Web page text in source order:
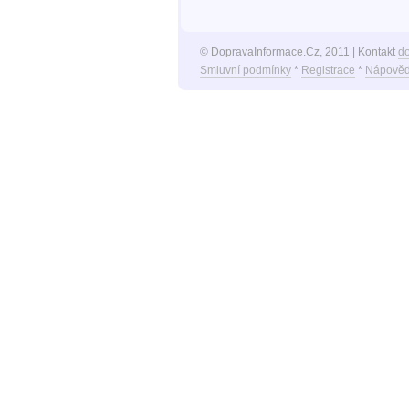
© DopravaInformace.Cz, 2011 | Kontakt
Smluvní podmínky* Registrace *